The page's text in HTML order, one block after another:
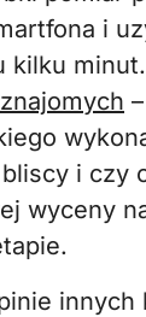
i
kilku minut.
i czy
wyceny
innych